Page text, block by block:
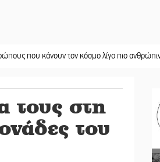
τον κόσμο λίγο πιο ανθρώπινο» ||
τους στη
του